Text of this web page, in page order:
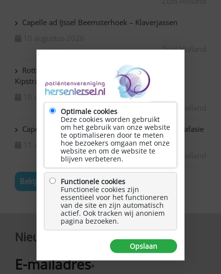
Capelle ad IJssel Beemsterhoek – Klaverjassen
Zuid-Holland
Rotterdam Centrum – NAH bijeenkomst in de
Kipstraat
10 augustus 2026
Capelle ad IJssel Bazuin – Schilderen met NAH / afasie
11 augustus 2026
Bekijk de volledige agenda
Nieuwsbrief
E-mailadres*
Optimale cookies
Deze cookies worden gebruikt
om het gebruik van onze website
te optimaliseren door te meten
hoe bezoekers omgaan met onze
website en om de website te
blijven verbeteren.
Functionele cookies
Functionele cookies zijn
essentieel voor het functioneren
van de site en zijn automatisch
actief. Ook tracken wij anoniem
pagina bezoeken.
Opslaan